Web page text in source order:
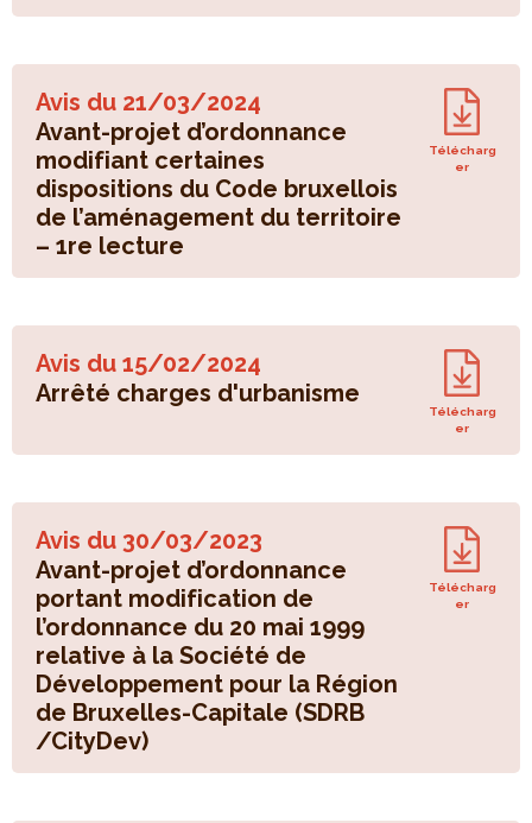
Avis du 21/03/2024
Avant-projet d’ordonnance
modifiant certaines
dispositions du Code bruxellois
de l’aménagement du territoire
– 1re lecture
Télécharg
er
Avis du 15/02/2024
Arrêté charges d'urbanisme
Télécharg
er
Avis du 30/03/2023
Avant-projet d’ordonnance
portant modification de
l’ordonnance du 20 mai 1999
relative à la Société de
Développement pour la Région
de Bruxelles-Capitale (SDRB
/CityDev)
Télécharg
er